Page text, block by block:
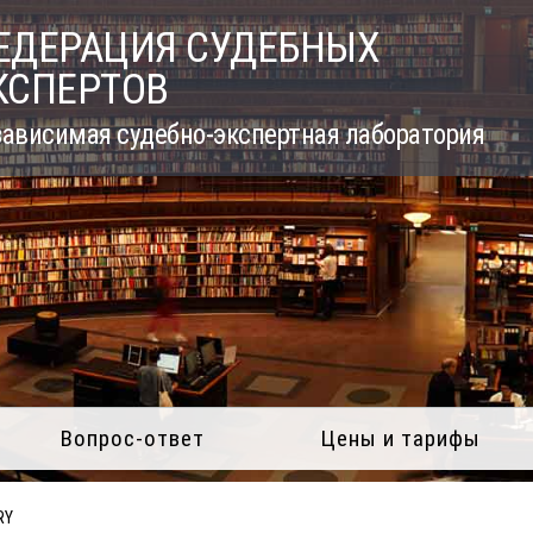
СУДЕБНЫХ
судебно-экспертная лаборатория
Вопрос-ответ Цены и тарифы